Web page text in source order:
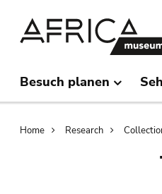
Besuch planen
Home Research